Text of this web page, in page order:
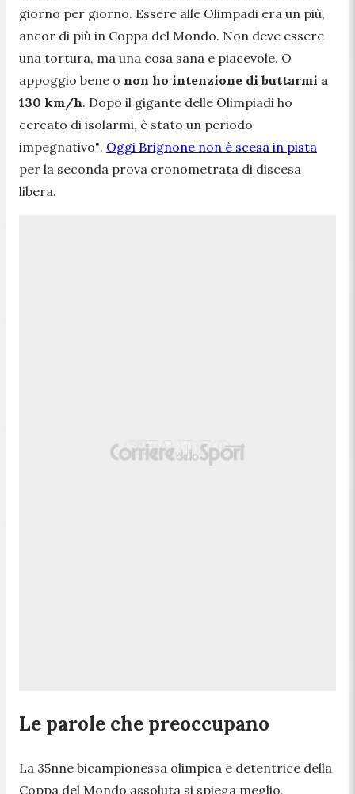
giorno per giorno. Essere alle Olimpadi era un più,
ancor di più in Coppa del Mondo. Non deve essere
una tortura, ma una cosa sana e piacevole. O
appoggio bene o non ho intenzione di buttarmi a
130 km/h. Dopo il gigante delle Olimpiadi ho
cercato di isolarmi, è stato un periodo
impegnativo". Oggi Brignone non è scesa in pista
per la seconda prova cronometrata di discesa
libera.
Le parole che preoccupano
La 35nne bicampionessa olimpica e detentrice della
Coppa del Mondo assoluta si spiega meglio,